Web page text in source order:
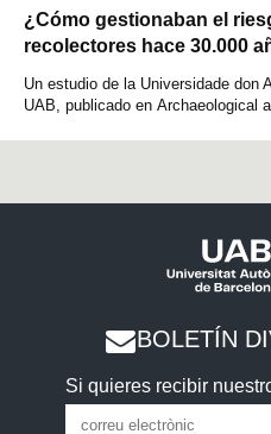
¿Cómo gestionaban el
recolectores hace 30.000
Un estudio de la Universidade don
UAB, publicado en Archaeological
BOLETÍN
Si quieres recibir